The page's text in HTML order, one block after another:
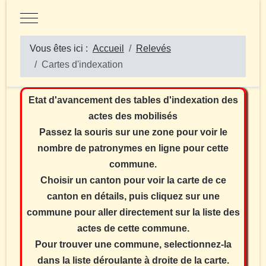
Mobile Menu Toggle
Vous êtes ici : Accueil
Relevés
Cartes d'indexation
Etat d'avancement des tables d'indexation des
actes des mobilisés
Passez la souris sur une zone pour voir le
nombre de patronymes en ligne pour cette
commune.
Choisir un canton pour voir la carte de ce
canton en détails, puis cliquez sur une
commune pour aller directement sur la liste des
actes de cette commune.
Pour trouver une commune, selectionnez-la
dans la liste déroulante à droite de la carte.